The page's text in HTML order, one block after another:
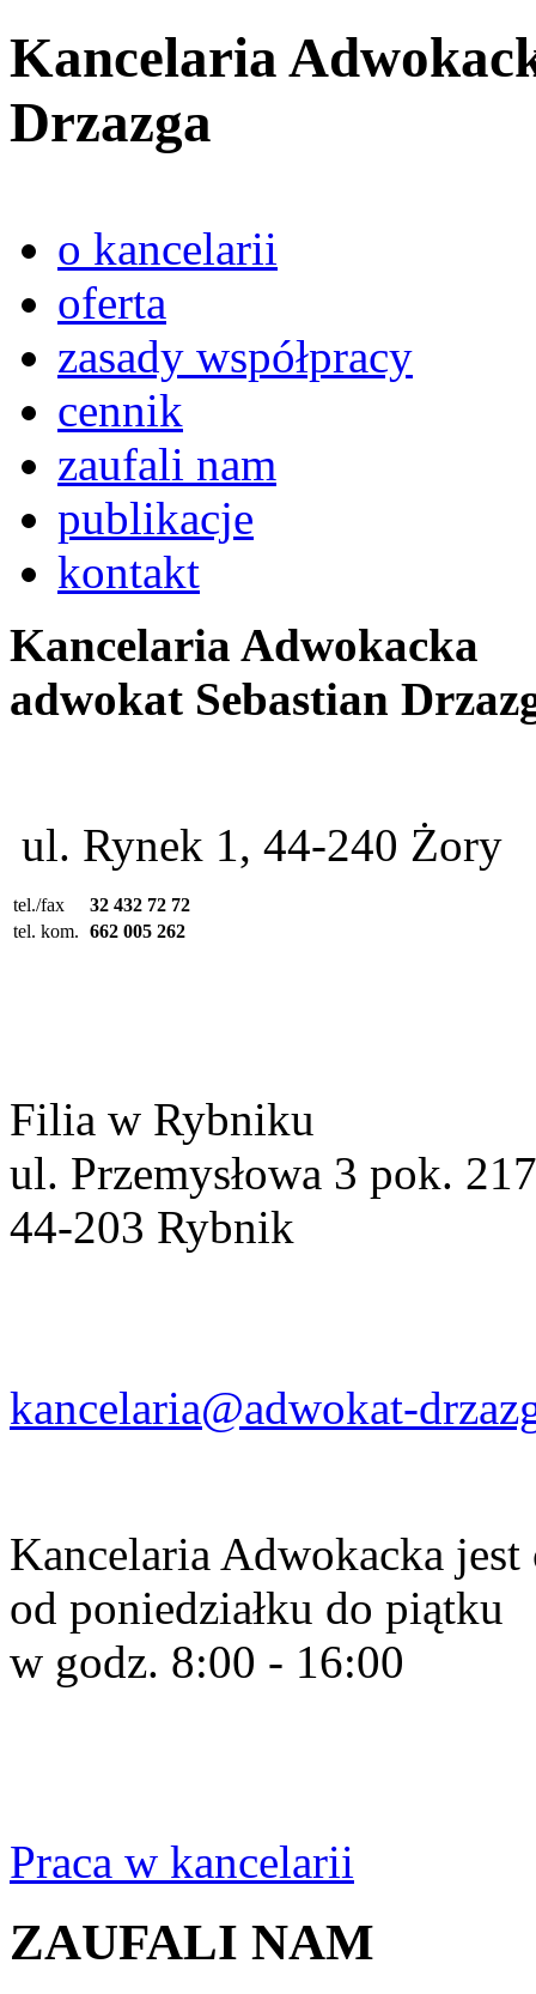
Kancelaria
Drzazga
o kancelarii
oferta
zasady współpracy
cennik
zaufali nam
publikacje
kontakt
Kancelaria Adwokacka
adwokat Sebastian
ul. Rynek 1, 44-240 Żory
tel./fax
32 432 72 72
tel. kom. 662 005 262
Filia w Rybniku
ul. Przemysłowa 3 pok. 217
44-203 Rybnik
kancelaria@adwokat-
Kancelaria Adwokacka jest
od poniedziałku do piątku
w godz. 8:00 - 16:00
Praca w kancelarii
ZAUFALI NAM